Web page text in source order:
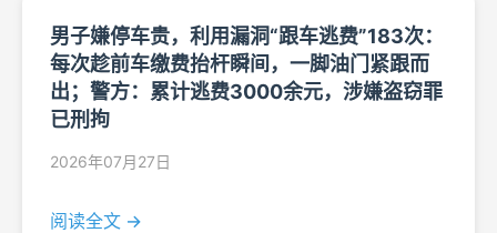
男子嫌停车贵，利用漏洞“跟车逃费”183次：
每次趁前车缴费抬杆瞬间，一脚油门紧跟而
出；警方：累计逃费3000余元，涉嫌盗窃罪
已刑拘
2026年07月27日
阅读全文 →